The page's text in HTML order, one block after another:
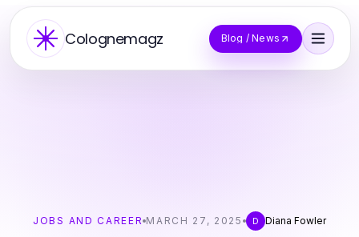
Colognemagz Blog / News
JOBS AND CAREER MARCH 27, 2025 D Diana Fowler